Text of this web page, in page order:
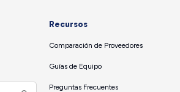
Recursos
Comparación de Proveedores
Guías de Equipo
Preguntas Frecuentes